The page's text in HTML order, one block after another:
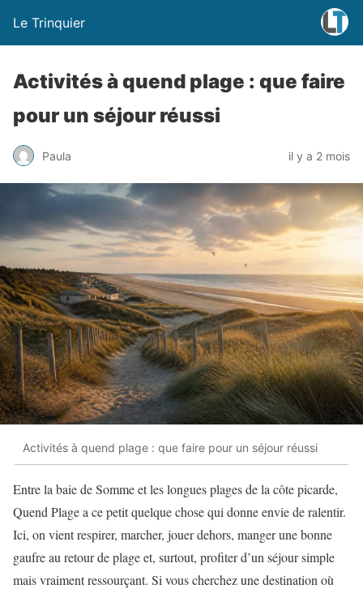
Le Trinquier
Activités à quend plage : que faire
pour un séjour réussi
Paula il y a 2 mois
Activités à quend plage : que faire pour un séjour réussi
Entre la baie de Somme et les longues plages de la côte picarde,
Quend Plage a ce petit quelque chose qui donne envie de ralentir.
Ici, on vient respirer, marcher, jouer dehors, manger une bonne
gaufre au retour de plage et, surtout, profiter d’un séjour simple
mais vraiment ressourçant. Si vous cherchez une destination où